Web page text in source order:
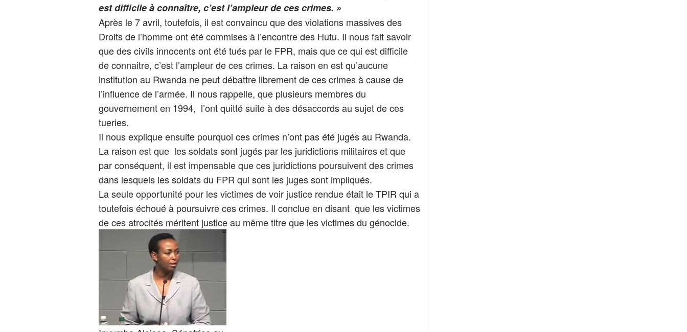
est difficile à connaître, c’est l’ampleur de ces crimes. »
Après le 7 avril, toutefois, il est convaincu que des violations massives des
Droits de l’homme ont été commises à l’encontre des Hutu. Il nous fait savoir
que des civils innocents ont été tués par le FPR, mais que ce qui est difficile
de connaitre, c’est l’ampleur de ces crimes. La raison en est qu’aucune
institution au Rwanda ne peut débattre librement de ces crimes à cause de
l’influence de l’armée. Il nous rappelle, que plusieurs membres du
gouvernement en 1994, l’ont quitté suite à des désaccords au sujet de ces
tueries.
Il nous explique ensuite pourquoi ces crimes n’ont pas été jugés au Rwanda.
La raison est que les soldats sont jugés par les juridictions militaires et que
par conséquent, il est impensable que ces juridictions poursuivent des crimes
dans lesquels les soldats du FPR qui sont les juges sont impliqués.
La seule opportunité pour les victimes de voir justice rendue était le TPIR qui a
toutefois échoué à poursuivre ces crimes. Il conclue en disant que les victimes
de ces atrocités méritent justice au même titre que les victimes du génocide.